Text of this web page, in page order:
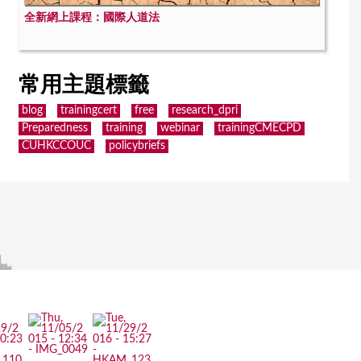
全新網上課程：國際人道法
常用主題標籤
blog trainingcert free
research_dpri
Preparedness
training webinar
trainingCMECPD
CUHKCCOUC
policybriefs